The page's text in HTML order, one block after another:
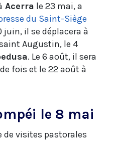
Acerra le 23 mai, a
du Saint-Siège
juin, il se déplacera à
Augustin, le 4
. Le 6 août, il sera
fois et le 22 août à
le 8 mai
de visites pastorales